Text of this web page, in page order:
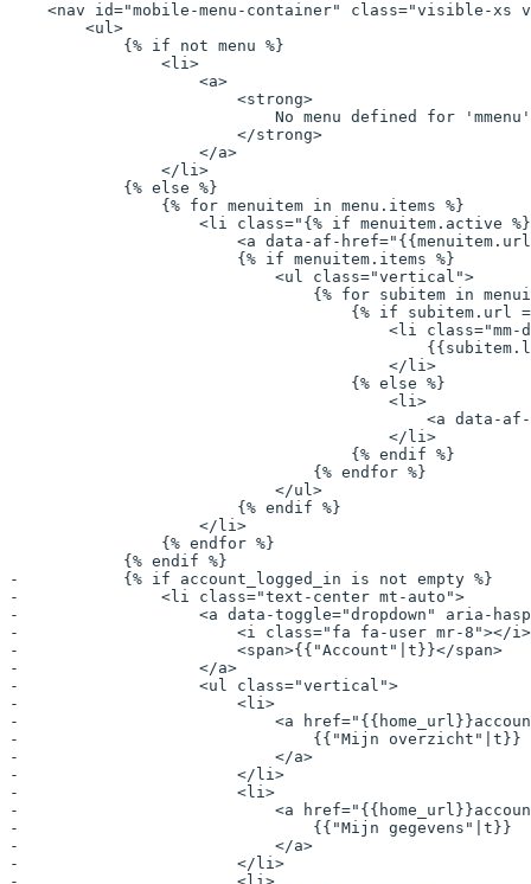
<nav id="mobile-menu-container" class="visible-xs
        <ul>
            {% if not menu %}
                <li>
                    <a>
                        <strong>
No menu defined for
                        </strong>
                    </a>
                </li>
            {% else %}
                {% for menuitem in menu.items %}
<li class="{% if menuitem.active
<a data-af-
                        {% if menuitem.items %}
                            <ul class="vertical">
{% for subitem in
{% if subitem.url
<li class="mm-
                                        </li>
                                    {% else %}
                                        <li>
<a data-
                                        </li>
                                    {% endif %}
                                {% endfor %}
                            </ul>
                        {% endif %}
                    </li>
                {% endfor %}
            {% endif %}
-           {% if account_logged_in is not empty %}
-               <li class="text-center mt-auto">
-                   <a data-toggle="dropdown" aria-
-                       <i class="fa fa-user mr-8"></i>
-                       <span>{{"Account"|t}}</span>
-                   </a>
-                   <ul class="vertical">
-                       <li>
-                           <a
-                               {{"Mijn overzicht"|t}}
-                           </a>
-                       </li>
-                       <li>
-                           <a
-                               {{"Mijn gegevens"|t}}
-                           </a>
-                       </li>